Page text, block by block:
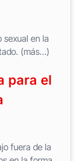
sexual en la
(más…)
para el
fuera de la